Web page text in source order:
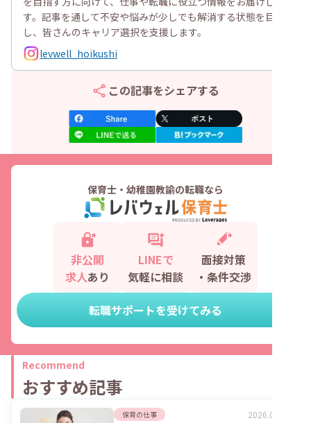
す。記事を通して不安や悩みが少しでも解消する状態を目指
し、皆さんのキャリア選択を支援します。
levwell_hoikushi
この記事をシェアする
保育士・幼稚園教諭の転職なら
非公開
求人あり
LINEで
気軽に相談
面接対策
・条件交渉
転職サポートを受けてみる
Recommend
おすすめ記事
保育の仕事 2026.08.06